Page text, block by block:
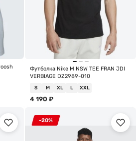
Футболка Nike M NSW TEE FRAN JDI
VERBIAGE DZ2989-010
S M XL L XXL
4 190 ₽
-20%